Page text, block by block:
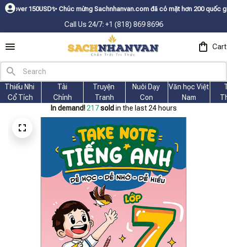
✨Chúc mừng Sachnhanvan.com đã có mặt hơn 200 quốc gia như Mỹ,
Call Us 24/7: +1 (818) 869 8696
Cart
Thiếu Nhi
Cổ Tích
Tài
Chính
Truyện
Tranh
Nuôi Dạy
Con
Văn học Việt
Nam
In demand! 217 sold in the last 24 hours